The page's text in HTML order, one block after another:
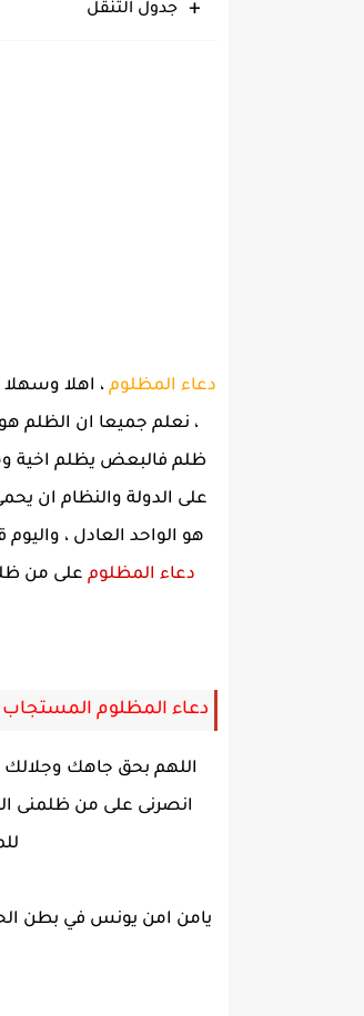
جدول التنقل
دعاء المظلوم ، اهلا
، نعلم جميعا ان الظلم
ظلم فالبعض يظلم اخية
على الدولة والنظام ان
هو الواحد العادل ،
دعاء المظلوم على من
دعاء المظلوم المستجاب
اللهم بحق جاهك وجلالك
انصرنى على من ظلمنى
يامن امن يونس في بطن